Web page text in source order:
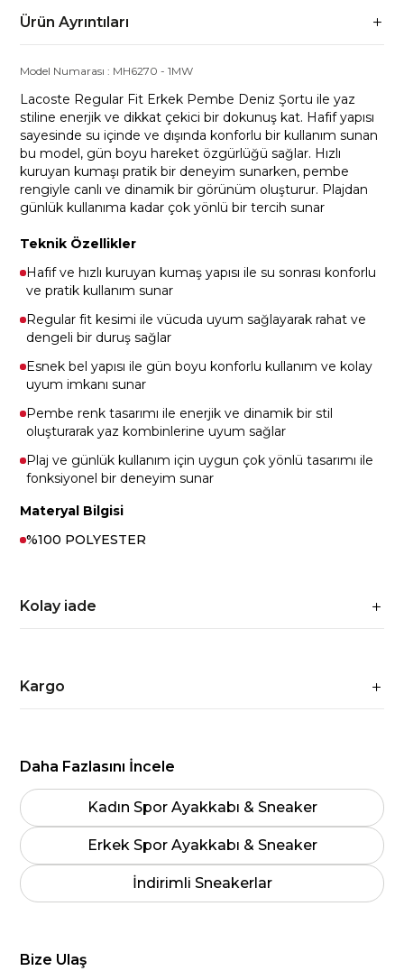
Ürün Ayrıntıları
Model Numarası : MH6270 -1MW
Lacoste Regular Fit Erkek Pembe Deniz Şortu ile yaz
stiline enerjik ve dikkat çekici bir dokunuş kat. Hafif yapısı
sayesinde su içinde ve dışında konforlu bir kullanım sunan
bu model, gün boyu hareket özgürlüğü sağlar. Hızlı
kuruyan kumaşı pratik bir deneyim sunarken, pembe
rengiyle canlı ve dinamik bir görünüm oluşturur. Plajdan
günlük kullanıma kadar çok yönlü bir tercih sunar
Teknik Özellikler
Hafif ve hızlı kuruyan kumaş yapısı ile su sonrası konforlu
ve pratik kullanım sunar
Regular fit kesimi ile vücuda uyum sağlayarak rahat ve
dengeli bir duruş sağlar
Esnek bel yapısı ile gün boyu konforlu kullanım ve kolay
uyum imkanı sunar
Pembe renk tasarımı ile enerjik ve dinamik bir stil
oluşturarak yaz kombinlerine uyum sağlar
Plaj ve günlük kullanım için uygun çok yönlü tasarımı ile
fonksiyonel bir deneyim sunar
Materyal Bilgisi
%100 POLYESTER
Kolay iade
Kargo
Daha Fazlasını İncele
Kadın Spor Ayakkabı & Sneaker
Erkek Spor Ayakkabı & Sneaker
İndirimli Sneakerlar
Bize Ulaş